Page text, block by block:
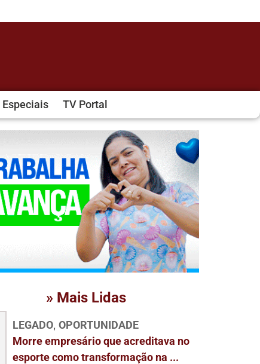
Especiais TV Portal
» Mais Lidas
LEGADO, OPORTUNIDADE
Morre empresário que acreditava no
esporte como transformação na ...